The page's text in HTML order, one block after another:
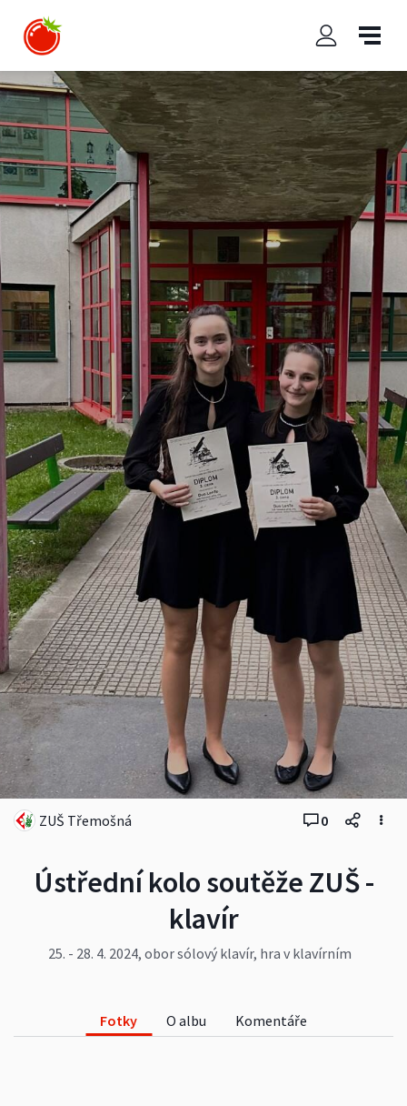
Ústřední kolo soutěže ZUŠ -
klavír
25. - 28. 4. 2024, obor sólový klavír, hra v klavírním
#klavir #gratulace #udalosti #umeleckezacatky
ZUŠ Třemošná 0
Fotky O albu Komentáře